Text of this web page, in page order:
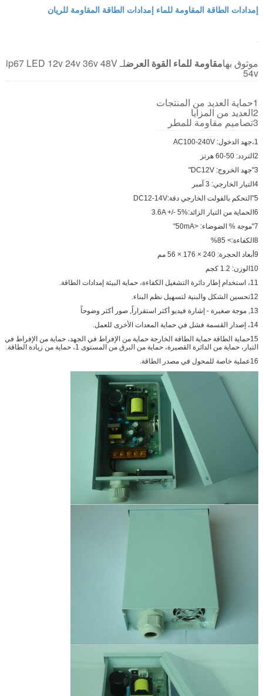
إمدادات الطاقة المقاومة للماء إمدادات الطاقة المقاومة للريان
موثوق بهامقاومة للماء القوة العرض لـ ip67 LED 12v 24v 36v 48V
54v
1حماية العديد من المنتجات
2العديد من المزايا
3تصاميم مقاومة للمطر
1،جهد الدخول: AC100-240V
2التردد: 50-60 هرتز
3"جهد الخروج: DC12V"
4التيار الخارجي: 3 آمبر
5"التحكم بالفولت الخارجي دقة:DC12-14V
6الحماية من التيار الزائد:3.6A +/- 5%
7"موجة % الضوضاء: <50mA"
8الكفاءة:> 85%
9أبعاد الحجرة: 240 × 176 × 56 مم
10الوزن: 1.2 كجم
11، استخدام إطار دائرة التشغيل الكفاءة، حماية البيئة إمدادات الطاقة.
12تحسين الشكل والبنية لتسهيل نظم البناء.
13, موجة صغيرة - إشارة فيديو أكثر استقراراً, صور أكثر وضوحاً
14، إصدار القسمة ‬فشل في حماية المعدات الأخرى للعمل.
15حماية الطاقة حماية الطاقة الخارجة حماية من الإفراط في الجهد، حماية من الإفراط في
التيار، حماية من الدائرة القصيرة، حماية من البرق من المستوى 1، حماية من زيادة الطاقة.
16عملية خاصة للمحول في مصدر الطاقة.